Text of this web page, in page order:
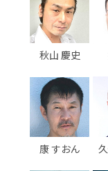
秋山 慶史
康 すおん